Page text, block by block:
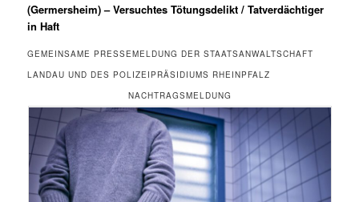
(Germersheim) – Versuchtes Tötungsdelikt / Tatverdächtiger
in Haft
GEMEINSAME PRESSEMELDUNG DER STAATSANWALTSCHAFT
LANDAU UND DES POLIZEIPRÄSIDIUMS RHEINPFALZ
NACHTRAGSMELDUNG